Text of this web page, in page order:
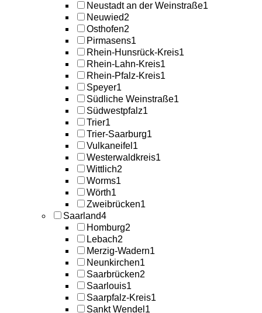
Neustadt an der Weinstraße1
Neuwied2
Osthofen2
Pirmasens1
Rhein-Hunsrück-Kreis1
Rhein-Lahn-Kreis1
Rhein-Pfalz-Kreis1
Speyer1
Südliche Weinstraße1
Südwestpfalz1
Trier1
Trier-Saarburg1
Vulkaneifel 1
Westerwaldkreis1
Wittlich2
Worms1
Wörth1
Zweibrücken1
Saarland4
Homburg2
Lebach2
Merzig-Wadern1
Neunkirchen1
Saarbrücken2
Saarlouis1
Saarpfalz-Kreis1
Sankt Wendel 1